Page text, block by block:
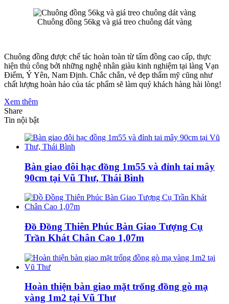
Chuông đồng 56kg và giá treo chuông dát vàng
Chuông đồng được chế tác hoàn toàn từ tấm đồng cao cấp, thực
hiện thủ công bởi những nghệ nhân giàu kinh nghiệm tại làng Vạn
Điểm, Ý Yên, Nam Định. Chắc chắn, vẻ đẹp thẩm mỹ cũng như
chất lượng hoàn hảo của tác phẩm sẽ làm quý khách hàng hài lòng!
Xem thêm
Share
Tin nội bật
Bàn giao đôi hạc đồng 1m55 và đỉnh tai mây
90cm tại Vũ Thư, Thái Bình
Đồ Đồng Thiên Phúc Bàn Giao Tượng Cụ
Trần Khát Chân Cao 1,07m
Hoàn thiện bàn giao mặt trống đồng gò mạ
vàng 1m2 tại Vũ Thư